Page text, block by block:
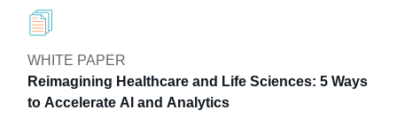
WHITE PAPER
Reimagining Healthcare and Life Sciences: 5 Ways
to Accelerate AI and Analytics